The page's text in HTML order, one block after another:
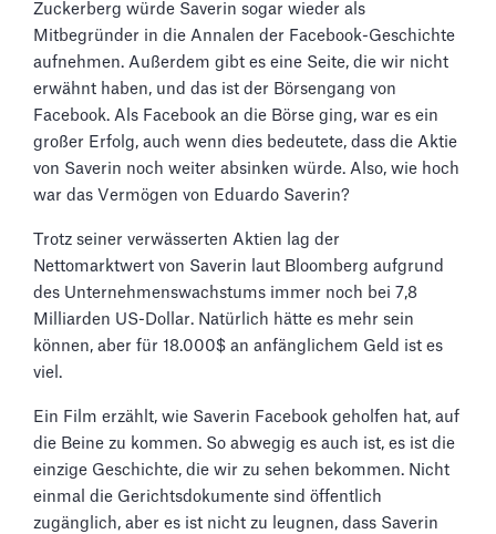
Zuckerberg würde Saverin sogar wieder als
Mitbegründer in die Annalen der Facebook-Geschichte
aufnehmen. Außerdem gibt es eine Seite, die wir nicht
erwähnt haben, und das ist der Börsengang von
Facebook. Als Facebook an die Börse ging, war es ein
großer Erfolg, auch wenn dies bedeutete, dass die Aktie
von Saverin noch weiter absinken würde. Also, wie hoch
war das Vermögen von Eduardo Saverin?
Trotz seiner verwässerten Aktien lag der
Nettomarktwert von Saverin laut Bloomberg aufgrund
des Unternehmenswachstums immer noch bei 7,8
Milliarden US-Dollar. Natürlich hätte es mehr sein
können, aber für 18.000$ an anfänglichem Geld ist es
viel.
Ein Film erzählt, wie Saverin Facebook geholfen hat, auf
die Beine zu kommen. So abwegig es auch ist, es ist die
einzige Geschichte, die wir zu sehen bekommen. Nicht
einmal die Gerichtsdokumente sind öffentlich
zugänglich, aber es ist nicht zu leugnen, dass Saverin